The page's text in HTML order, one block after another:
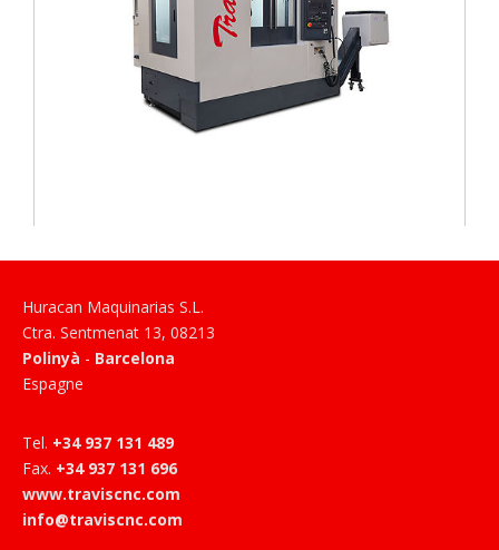
Huracan Maquinarias S.L.
Ctra. Sentmenat 13, 08213
Polinyà - Barcelona
Espagne
Tel. +34 937 131 489
Fax. +34 937 131 696
www.traviscnc.com
info@traviscnc.com